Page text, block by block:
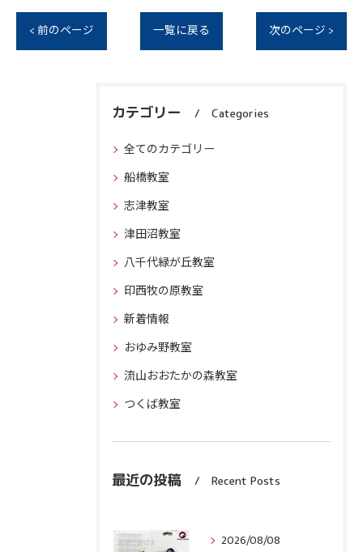
< 前のページ 一覧に戻る 次のページ >
カテゴリー Categories
全てのカテゴリー
船橋教室
志津教室
津田沼教室
八千代緑が丘教室
印西牧の原教室
新着情報
おゆみ野教室
流山おおたかの森教室
つくば教室
最近の投稿 Recent Posts
2026/08/08